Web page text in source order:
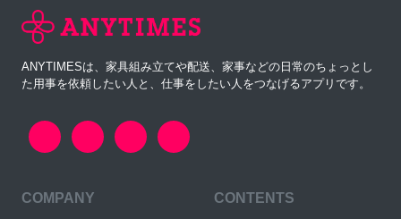
ANYTIMESは、家具組み立てや配送、家事などの日常のちょっとし
た用事を依頼したい人と、仕事をしたい人をつなげるアプリです。
COMPANY CONTENTS